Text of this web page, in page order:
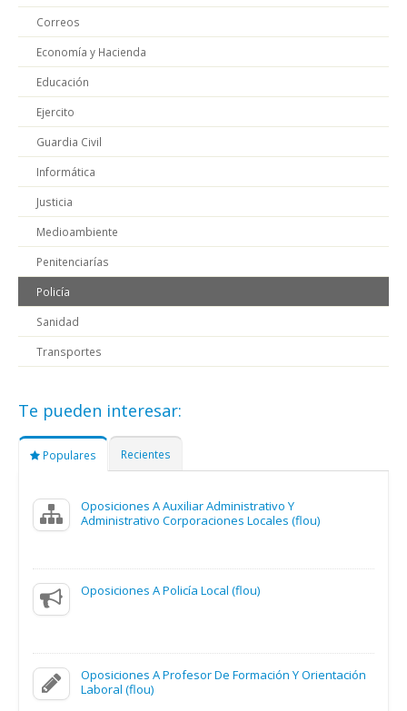
Correos
Economía y Hacienda
Educación
Ejercito
Guardia Civil
Informática
Justicia
Medioambiente
Penitenciarías
Policía
Sanidad
Transportes
Te pueden interesar:
Populares Recientes
Oposiciones A Auxiliar Administrativo Y
Administrativo Corporaciones Locales (flou)
Oposiciones A Policía Local (flou)
Oposiciones A Profesor De Formación Y Orientación
Laboral (flou)